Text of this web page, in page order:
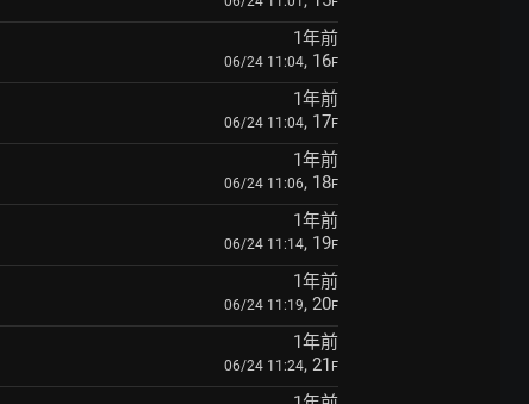
1年前
06/24 11:04, 16F
1年前
06/24 11:04, 17F
1年前
06/24 11:06, 18F
1年前
06/24 11:14, 19F
1年前
06/24 11:19, 20F
1年前
06/24 11:24, 21 F